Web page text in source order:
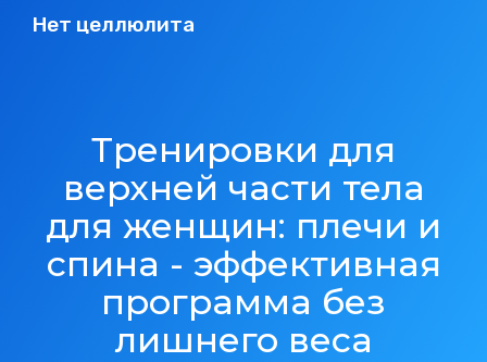
Нет целлюлита
Тренировки для
верхней части тела
для женщин: плечи и
спина - эффективная
программа без
лишнего веса